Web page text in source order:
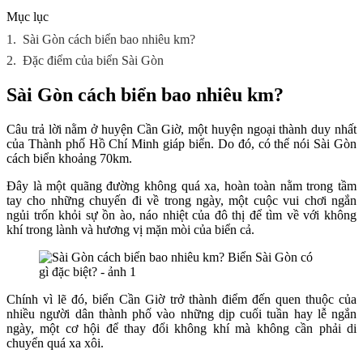
Mục lục
1. Sài Gòn cách biển bao nhiêu km?
2. Đặc điểm của biển Sài Gòn
Sài Gòn cách biển bao nhiêu km?
Câu trả lời nằm ở huyện Cần Giờ, một huyện ngoại thành duy nhất
của Thành phố Hồ Chí Minh giáp biển. Do đó, có thể nói Sài Gòn
cách biển khoảng 70km.
Đây là một quãng đường không quá xa, hoàn toàn nằm trong tầm
tay cho những chuyến đi về trong ngày, một cuộc vui chơi ngắn
ngủi trốn khỏi sự ồn ào, náo nhiệt của đô thị để tìm về với không
khí trong lành và hương vị mặn mòi của biển cả.
Chính vì lẽ đó, biển Cần Giờ trở thành điểm đến quen thuộc của
nhiều người dân thành phố vào những dịp cuối tuần hay lễ ngắn
ngày, một cơ hội để thay đổi không khí mà không cần phải di
chuyển quá xa xôi.